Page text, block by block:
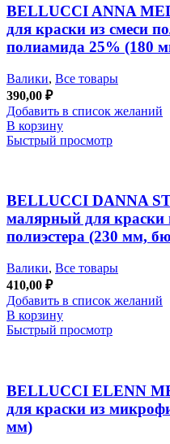
BELLUCCI ANNA
для краски из смеси
полиамида 25% (180
Валики, Все товары
390,00 ₽
Добавить в список желаний
В корзину
Быстрый просмотр
BELLUCCI DANNA
малярный для краски
полиэстера (230 мм,
Валики, Все товары
410,00 ₽
Добавить в список желаний
В корзину
Быстрый просмотр
BELLUCCI ELENN
для краски из
мм)